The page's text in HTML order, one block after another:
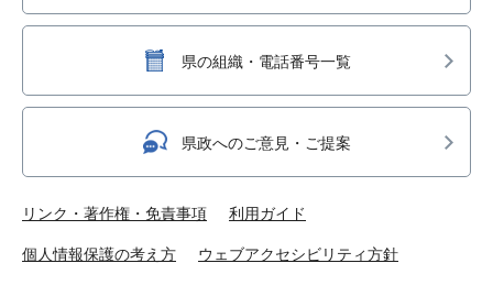
県の組織・電話番号一覧
県政へのご意見・ご提案
リンク・著作権・免責事項 利用ガイド
個人情報保護の考え方 ウェブアクセシビリティ方針